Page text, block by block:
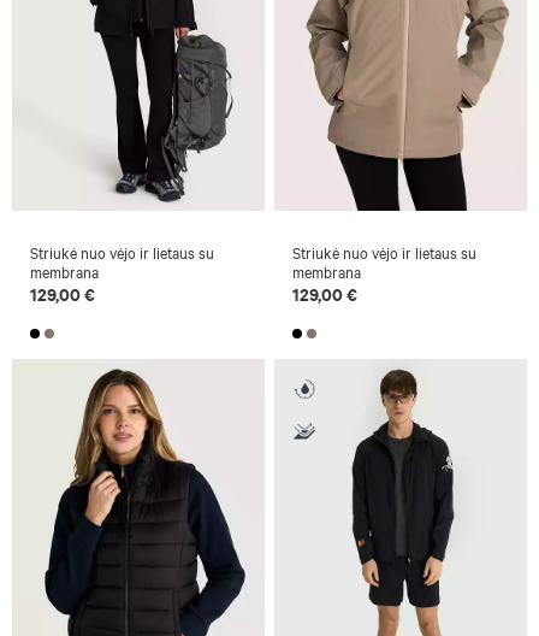
Striukė nuo vėjo ir lietaus su
membrana
129,00 €
Striukė nuo vėjo ir lietaus su
membrana
129,00 €